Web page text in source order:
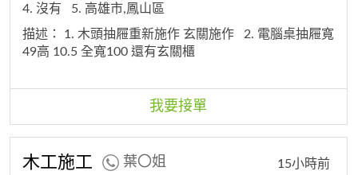
4. 沒有
5. 高雄市,鳳山區
描述： 1. 木頭抽屜重新施作 玄關施作
2. 電腦桌抽屜寬
49高 10.5 全寬100 還有玄關櫃
我要接單
木工施工 葉〇姐 15小時前